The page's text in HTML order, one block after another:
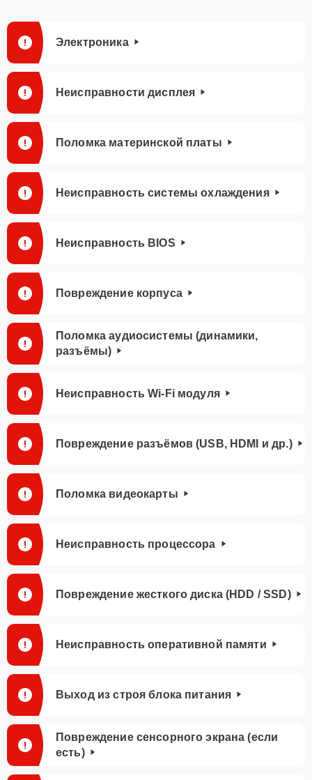
Электроника
Неисправности дисплея
Поломка материнской платы
Неисправность системы охлаждения
Неисправность BIOS
Повреждение корпуса
Поломка аудиосистемы (динамики,
разъёмы)
Неисправность Wi-Fi модуля
Повреждение разъёмов (USB, HDMI и др.)
Поломка видеокарты
Неисправность процессора
Повреждение жесткого диска (HDD / SSD)
Неисправность оперативной памяти
Выход из строя блока питания
Повреждение сенсорного экрана (если
есть)